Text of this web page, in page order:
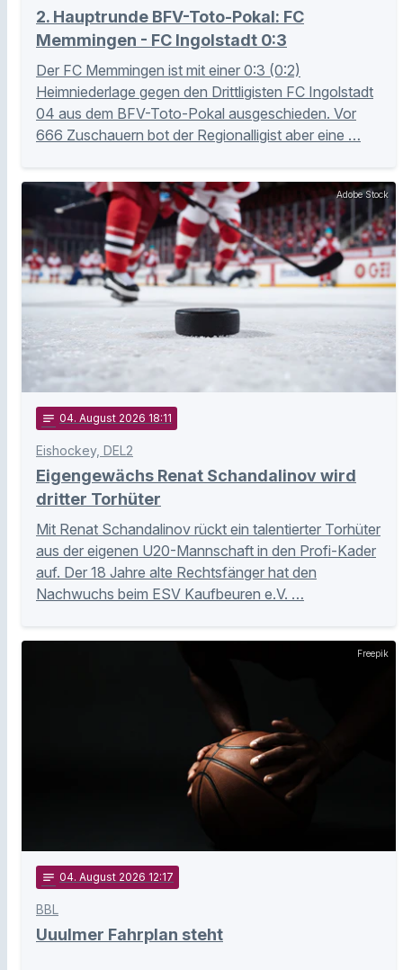
2. Hauptrunde BFV-Toto-Pokal: FC
Memmingen - FC Ingolstadt 0:3
Der FC Memmingen ist mit einer 0:3 (0:2)
Heimniederlage gegen den Drittligisten FC Ingolstadt
04 aus dem BFV-Toto-Pokal ausgeschieden. Vor
666 Zuschauern bot der Regionalligist aber eine …
Adobe Stock
notes 04. August 2026 18:11
Eishockey, DEL2
Eigengewächs Renat Schandalinov wird
dritter Torhüter
Mit Renat Schandalinov rückt ein talentierter Torhüter
aus der eigenen U20-Mannschaft in den Profi-Kader
auf. Der 18 Jahre alte Rechtsfänger hat den
Nachwuchs beim ESV Kaufbeuren e.V. …
Freepik
notes 04. August 2026 12:17
BBL
Uuulmer Fahrplan steht